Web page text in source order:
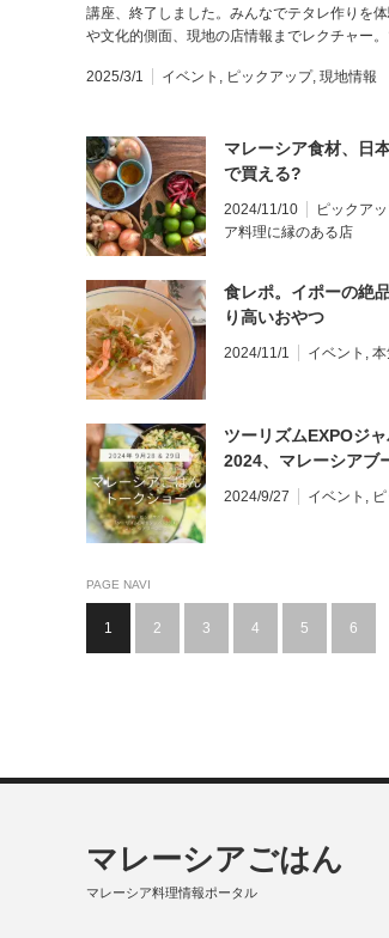
講座、終了しました。みんなでテタレ作りを
や文化的側面、現地の店情報までレクチャー
2025/3/1 イベント , ピックアップ, 現地情報
マレーシア食材、日
で買える?
2024/11/10 ピックア
ア料理に縁のある店
食レポ。イポーの絶
り高いおやつ
2024/11/1 イベント , 本
ツーリズムEXPOジ
2024、マレーシアブ
はんトーク
2024/9/27 イベント ,
PAGE NAVI
1 2 3 4 5 6
マレーシアごはん
マレーシア料理情報ポータル